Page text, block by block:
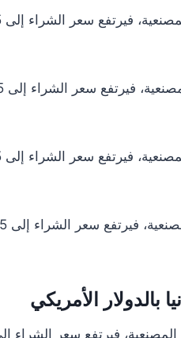
بالدولار الأمريكي